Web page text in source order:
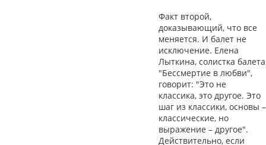
Факт второй,
доказывающий, что все
меняется. И балет не
исключение. Елена
Лыткина, солистка балета
"Бессмертие в любви",
говорит: "Это не
классика, это другое. Это
шаг из классики, основы –
классические, но
выражение – другое".
Действительно, если